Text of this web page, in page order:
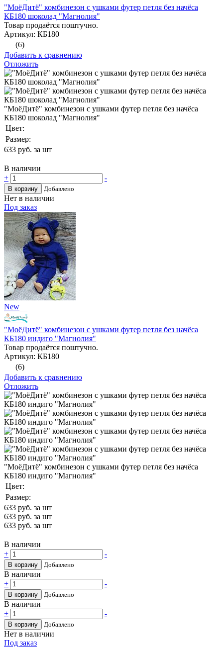
"МоёДитё" комбинезон с ушками футер петля без начёса
КБ180 шоколад "Магнолия"
Товар продаётся поштучно.
Артикул: КБ180
(6)
Добавить к сравнению
Отложить
"МоёДитё" комбинезон с ушками футер петля без начёса
КБ180 шоколад "Магнолия"
Цвет:
Размер:
633 руб. за шт
В наличии
+
-
В корзину Добавлено
Нет в наличии
Под заказ
New
"МоёДитё" комбинезон с ушками футер петля без начёса
КБ180 индиго "Магнолия"
Товар продаётся поштучно.
Артикул: КБ180
(6)
Добавить к сравнению
Отложить
"МоёДитё" комбинезон с ушками футер петля без начёса
КБ180 индиго "Магнолия"
Цвет:
Размер:
633 руб. за шт
633 руб. за шт
633 руб. за шт
В наличии
+
-
В корзину Добавлено
В наличии
+
-
В корзину Добавлено
В наличии
+
-
В корзину Добавлено
Нет в наличии
Под заказ